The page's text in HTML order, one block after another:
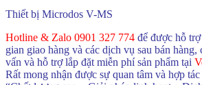
Thiết bị Microdos V-MS
Hotline & Zalo 0901 327 774 để được hỗ
gian giao hàng và các dịch vụ sau bán
vấn và hỗ trợ lắp đặt miễn phí sản phẩm tại
Rất mong nhận được sự quan tâm và hợp